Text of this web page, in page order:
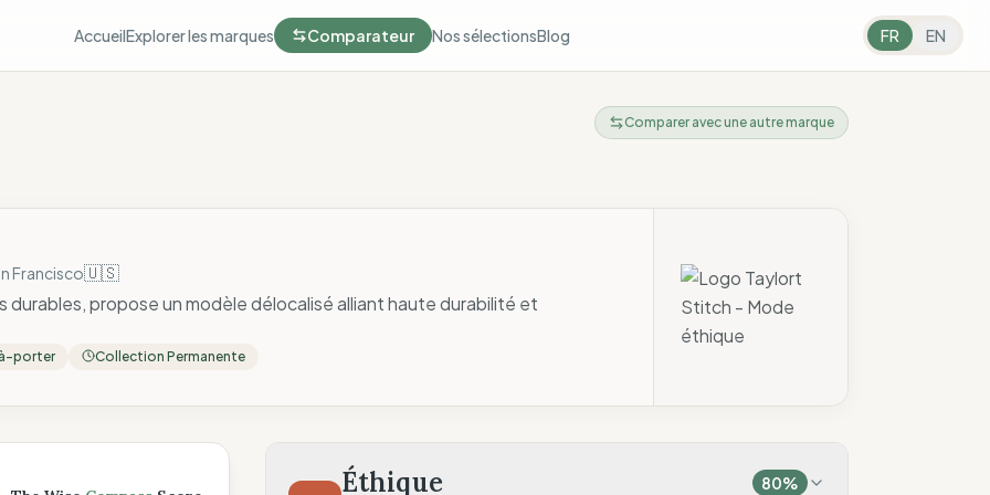
AccueilExplorer les marques Comparateur Nos sélectionsBlog FR EN
Comparer avec une autre marque
Francisco🇺🇸
durables, propose un modèle délocalisé alliant haute durabilité et
porter Collection Permanente
Éthique 80%